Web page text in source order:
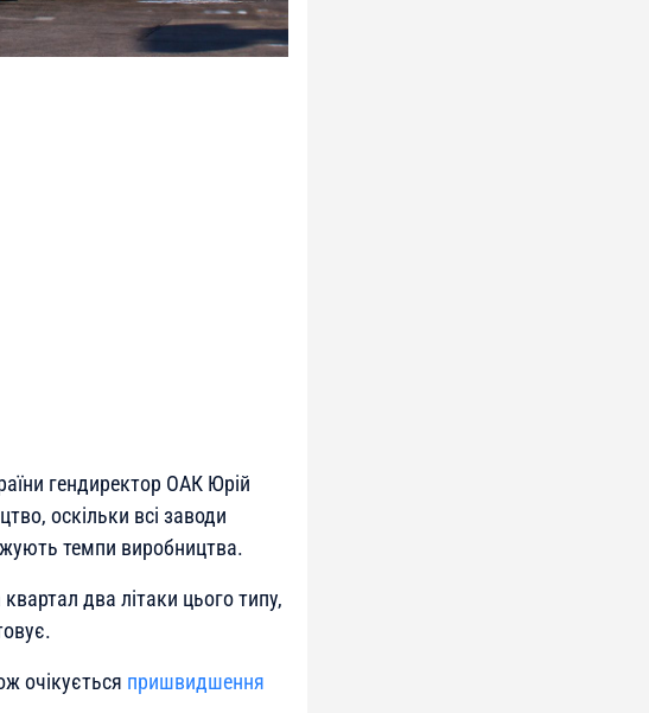
гендиректор ОАК Юрій
оскільки всі заводи
темпи виробництва.
два літаки цього типу,
очікується пришвидшення